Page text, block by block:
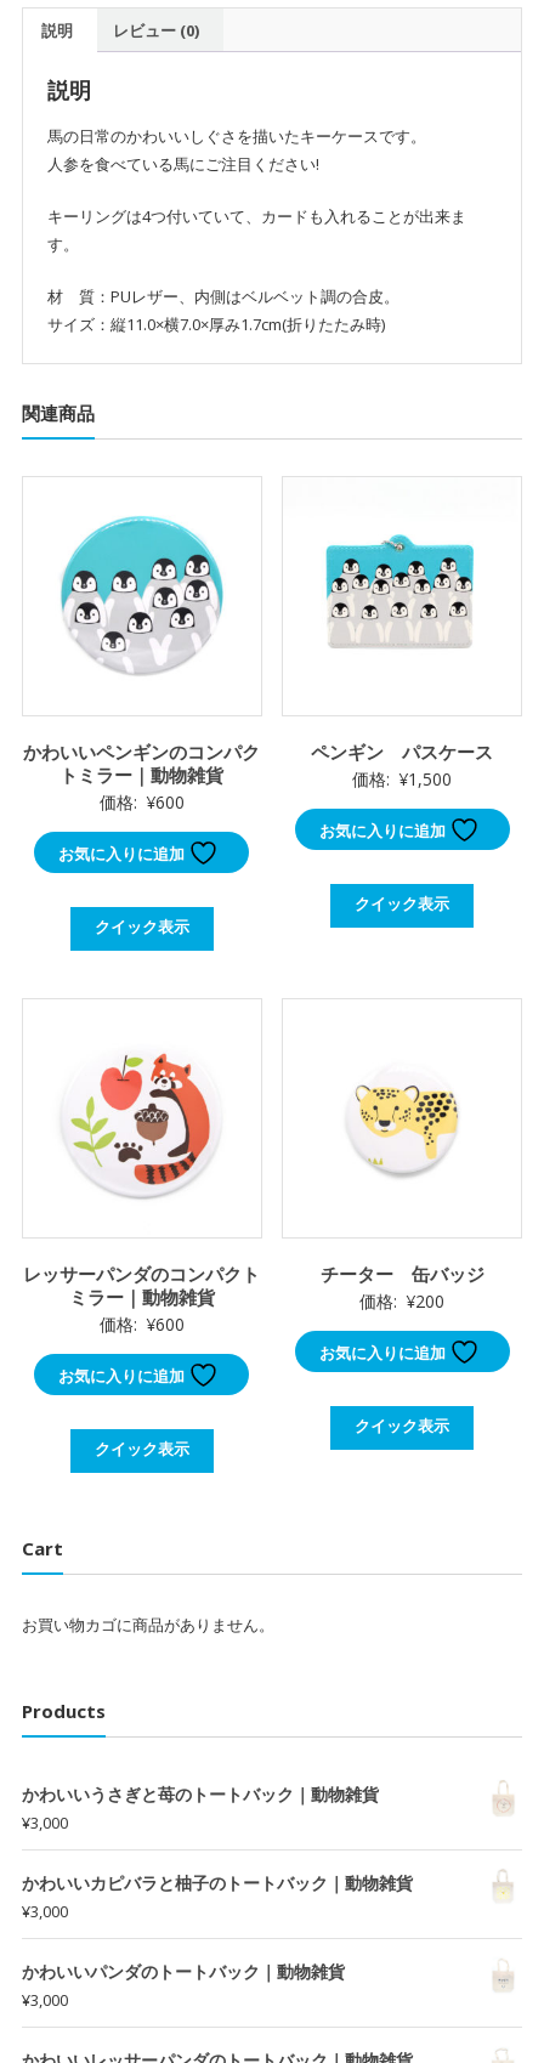
説明 レビュー (0)
説明
馬の日常のかわいいしぐさを描いたキーケースです。
人参を食べている馬にご注目ください!
キーリングは4つ付いていて、カードも入れることが出来ま
す。
材 質：PUレザー、内側はベルベット調の合皮。
サイズ：縦11.0×横7.0×厚み1.7cm(折りたたみ時)
関連商品
かわいいペンギンのコンパク
トミラー｜動物雑貨
価格: ¥600
お気に入りに追加
クイック表示
ペンギン パスケース
価格: ¥1,500
お気に入りに追加
クイック表示
レッサーパンダのコンパクト
ミラー｜動物雑貨
価格: ¥600
お気に入りに追加
クイック表示
チーター 缶バッジ
価格: ¥200
お気に入りに追加
クイック表示
Cart
お買い物カゴに商品がありません。
Products
かわいいうさぎと苺のトートバック｜動物雑貨
¥3,000
かわいいカピバラと柚子のトートバック｜動物雑貨
¥3,000
かわいいパンダのトートバック｜動物雑貨
¥3,000